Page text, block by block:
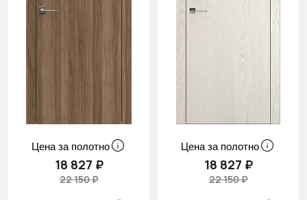
Цена за полотно
18 827 ₽
22 150 ₽
Цена за полотно
18 827 ₽
22 150 ₽